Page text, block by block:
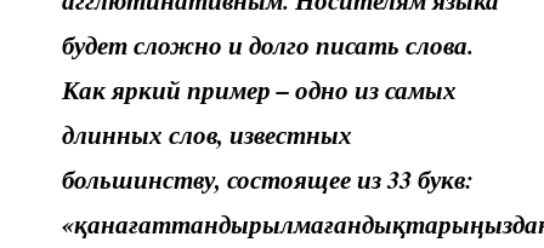
будет сложно и долго писать слова.
Как яркий пример – одно из самых
длинных слов, известных
большинству, состоящее из 33 букв: